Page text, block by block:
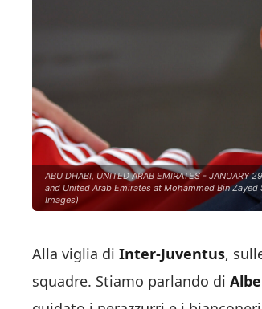
ABU DHABI, UNITED ARAB EMIRATES -
and United Arab Emirates at Mohammed Bin
Images)
Alla viglia di Inter-Juventus,
squadre. Stiamo parlando di